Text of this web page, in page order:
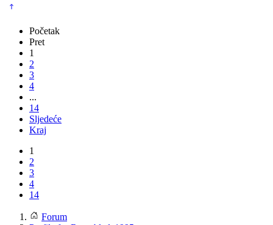
Početak
Pret
1
2
3
4
...
14
Sljedeće
Kraj
1
2
3
4
14
Forum